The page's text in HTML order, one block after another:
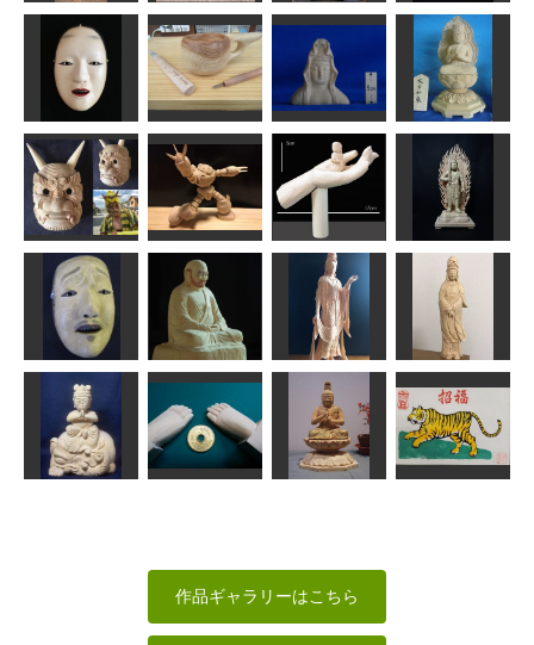
善財童子
ハク
烏習作
のりお
恵比寿天
Issay
七福神布袋様
しんちゃん
増女
msuganuma
ククサ1号
原 善彦
大船白衣観音
上半身像
ta-chann
大日如来像
ta-chann
やぶ（神山）
TORU
ズゴック
しょんつぁん
み手童子
shadow
不動明王
まあちゃん
中将
いっつ
達磨大師 座像
工房藤棚
明星観音菩薩
エヌ
仏像彫刻を初
めて4作品目
雪道
つ
大日如来
作品ギャラリーはこちら